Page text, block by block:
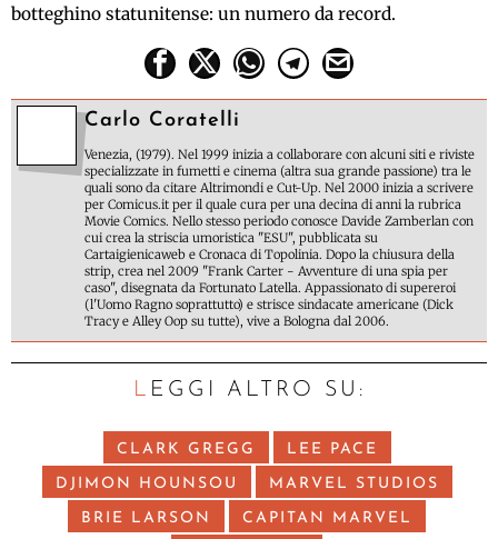
botteghino statunitense: un numero da record.
Carlo Coratelli
Venezia, (1979). Nel 1999 inizia a collaborare con alcuni siti e riviste
specializzate in fumetti e cinema (altra sua grande passione) tra le
quali sono da citare Altrimondi e Cut-Up. Nel 2000 inizia a scrivere
per Comicus.it per il quale cura per una decina di anni la rubrica
Movie Comics. Nello stesso periodo conosce Davide Zamberlan con
cui crea la striscia umoristica "ESU", pubblicata su
Cartaigienicaweb e Cronaca di Topolinia. Dopo la chiusura della
strip, crea nel 2009 "Frank Carter - Avventure di una spia per
caso", disegnata da Fortunato Latella. Appassionato di supereroi
(l'Uomo Ragno soprattutto) e strisce sindacate americane (Dick
Tracy e Alley Oop su tutte), vive a Bologna dal 2006.
LEGGI ALTRO SU:
CLARK GREGG LEE PACE
DJIMON HOUNSOU MARVEL STUDIOS
BRIE LARSON CAPITAN MARVEL